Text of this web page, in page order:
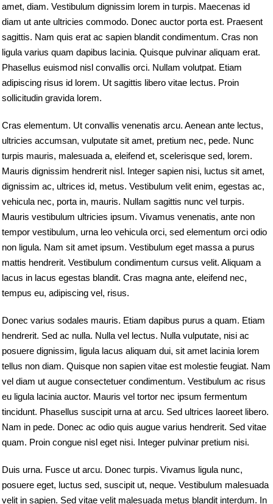
amet, diam. Vestibulum dignissim lorem in turpis. Maecenas id
diam ut ante ultricies commodo. Donec auctor porta est. Praesent
sagittis. Nam quis erat ac sapien blandit condimentum. Cras non
ligula varius quam dapibus lacinia. Quisque pulvinar aliquam erat.
Phasellus euismod nisl convallis orci. Nullam volutpat. Etiam
adipiscing risus id lorem. Ut sagittis libero vitae lectus. Proin
sollicitudin gravida lorem.
Cras elementum. Ut convallis venenatis arcu. Aenean ante lectus,
ultricies accumsan, vulputate sit amet, pretium nec, pede. Nunc
turpis mauris, malesuada a, eleifend et, scelerisque sed, lorem.
Mauris dignissim hendrerit nisl. Integer sapien nisi, luctus sit amet,
dignissim ac, ultrices id, metus. Vestibulum velit enim, egestas ac,
vehicula nec, porta in, mauris. Nullam sagittis nunc vel turpis.
Mauris vestibulum ultricies ipsum. Vivamus venenatis, ante non
tempor vestibulum, urna leo vehicula orci, sed elementum orci odio
non ligula. Nam sit amet ipsum. Vestibulum eget massa a purus
mattis hendrerit. Vestibulum condimentum cursus velit. Aliquam a
lacus in lacus egestas blandit. Cras magna ante, eleifend nec,
tempus eu, adipiscing vel, risus.
Donec varius sodales mauris. Etiam dapibus purus a quam. Etiam
hendrerit. Sed ac nulla. Nulla vel lectus. Nulla vulputate, nisi ac
posuere dignissim, ligula lacus aliquam dui, sit amet lacinia lorem
tellus non diam. Quisque non sapien vitae est molestie feugiat. Nam
vel diam ut augue consectetuer condimentum. Vestibulum ac risus
eu ligula lacinia auctor. Mauris vel tortor nec ipsum fermentum
tincidunt. Phasellus suscipit urna at arcu. Sed ultrices laoreet libero.
Nam in pede. Donec ac odio quis augue varius hendrerit. Sed vitae
quam. Proin congue nisl eget nisi. Integer pulvinar pretium nisi.
Duis urna. Fusce ut arcu. Donec turpis. Vivamus ligula nunc,
posuere eget, luctus sed, suscipit ut, neque. Vestibulum malesuada
velit in sapien. Sed vitae velit malesuada metus blandit interdum. In